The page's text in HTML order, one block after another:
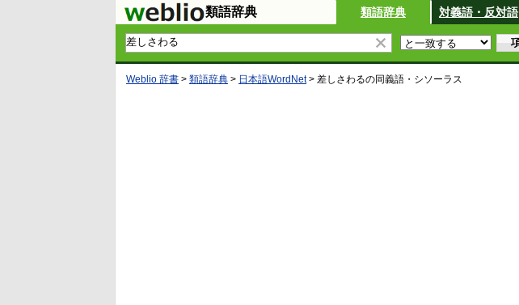
類語辞典 類語辞典 対義語・反対語
Weblio 辞書 > 類語辞典 > 日本語WordNet> 差しさわるの同義語・シソーラス